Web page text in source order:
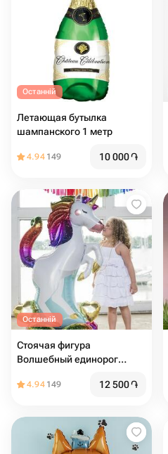
Останній
Летающая бутылка
шампанского 1 метр
4.94 149 10 000֏
Останній
Стоячая фигура
Волшебный единорог
4.94 149 12 500֏